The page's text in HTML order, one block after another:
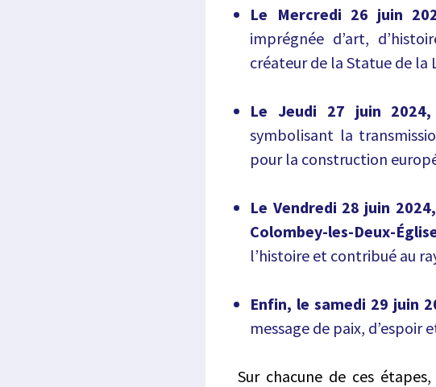
Le Mercredi 26 juin
imprégnée d’art,
créateur de la Statue de la
Le Jeudi 27 juin
symbolisant la
pour la construction
Le Vendredi 28 juin
Colombey-les-Deux-
l’histoire et contribué au
Enfin, le samedi 29 juin
message de paix, d’espoir
Sur chacune de ces